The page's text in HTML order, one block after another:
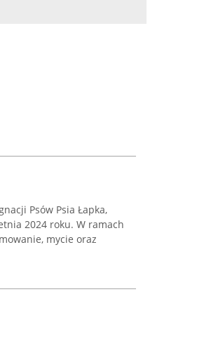
Psów Psia Łapka,
2024 roku. W ramach
mycie oraz